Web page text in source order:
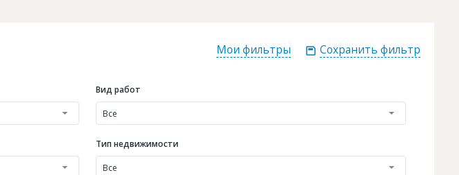
Мои фильтры Сохранить фильтр
Вид работ
Все
Тип недвижимости
Все